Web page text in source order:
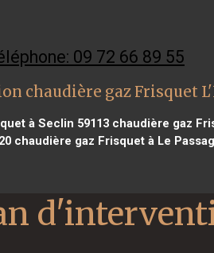
09 72 66 89 55
chaudière gaz Frisquet
à Seclin 59113 chaudière gaz
chaudière gaz Frisquet à Le